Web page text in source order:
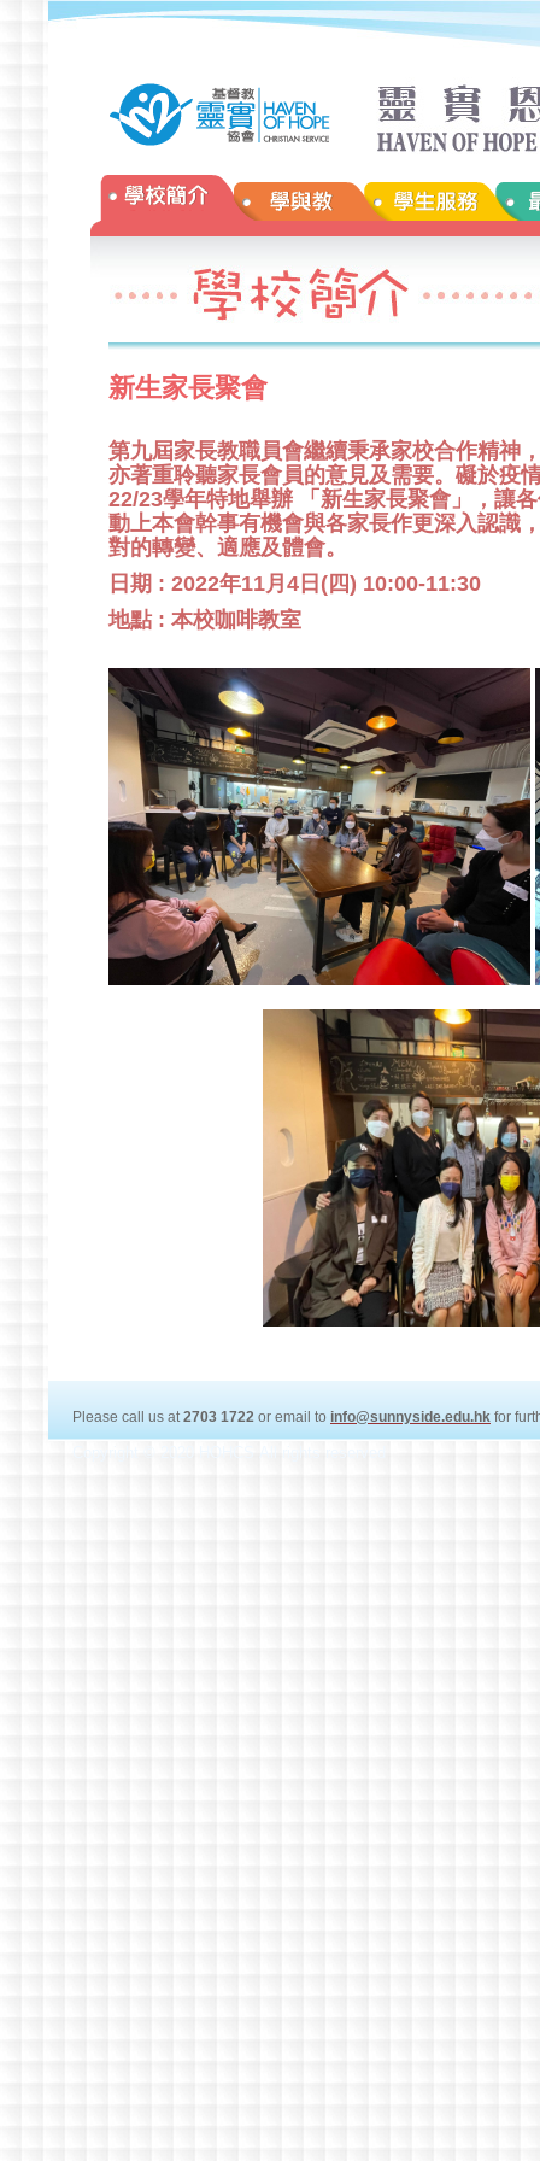
新生家長聚會
第九屆家長教職員會繼續秉承家校合作精神
亦著重聆聽家長會員的意見及需要。礙於疫
22/23學年特地舉辦 「新生家長聚會」，讓
動上本會幹事有機會與各家長作更深入認識
對的轉變、適應及體會。
日期 : 2022年11月4日(四) 10:00-11:30
地點 : 本校咖啡教室
Please call us at2703 1722 or email to info@sunnyside.edu.hk for